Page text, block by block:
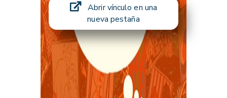
Abrir vínculo en una
nueva pestaña